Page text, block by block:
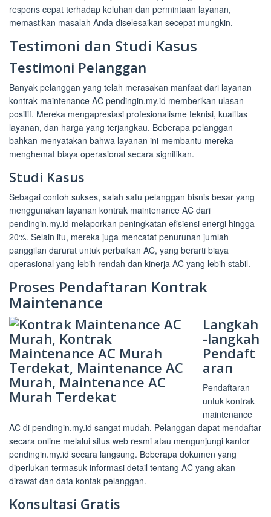
respons cepat terhadap keluhan dan permintaan layanan,
memastikan masalah Anda diselesaikan secepat mungkin.
Testimoni dan Studi Kasus
Testimoni Pelanggan
Banyak pelanggan yang telah merasakan manfaat dari layanan
kontrak maintenance AC pendingin.my.id memberikan ulasan
positif. Mereka mengapresiasi profesionalisme teknisi, kualitas
layanan, dan harga yang terjangkau. Beberapa pelanggan
bahkan menyatakan bahwa layanan ini membantu mereka
menghemat biaya operasional secara signifikan.
Studi Kasus
Sebagai contoh sukses, salah satu pelanggan bisnis besar yang
menggunakan layanan kontrak maintenance AC dari
pendingin.my.id melaporkan peningkatan efisiensi energi hingga
20%. Selain itu, mereka juga mencatat penurunan jumlah
panggilan darurat untuk perbaikan AC, yang berarti biaya
operasional yang lebih rendah dan kinerja AC yang lebih stabil.
Proses Pendaftaran Kontrak
Maintenance
Langkah
-langkah
Pendaft
aran
Pendaftaran
untuk kontrak
maintenance
AC di pendingin.my.id sangat mudah. Pelanggan dapat mendaftar
secara online melalui situs web resmi atau mengunjungi kantor
pendingin.my.id secara langsung. Beberapa dokumen yang
diperlukan termasuk informasi detail tentang AC yang akan
dirawat dan data kontak pelanggan.
Konsultasi Gratis